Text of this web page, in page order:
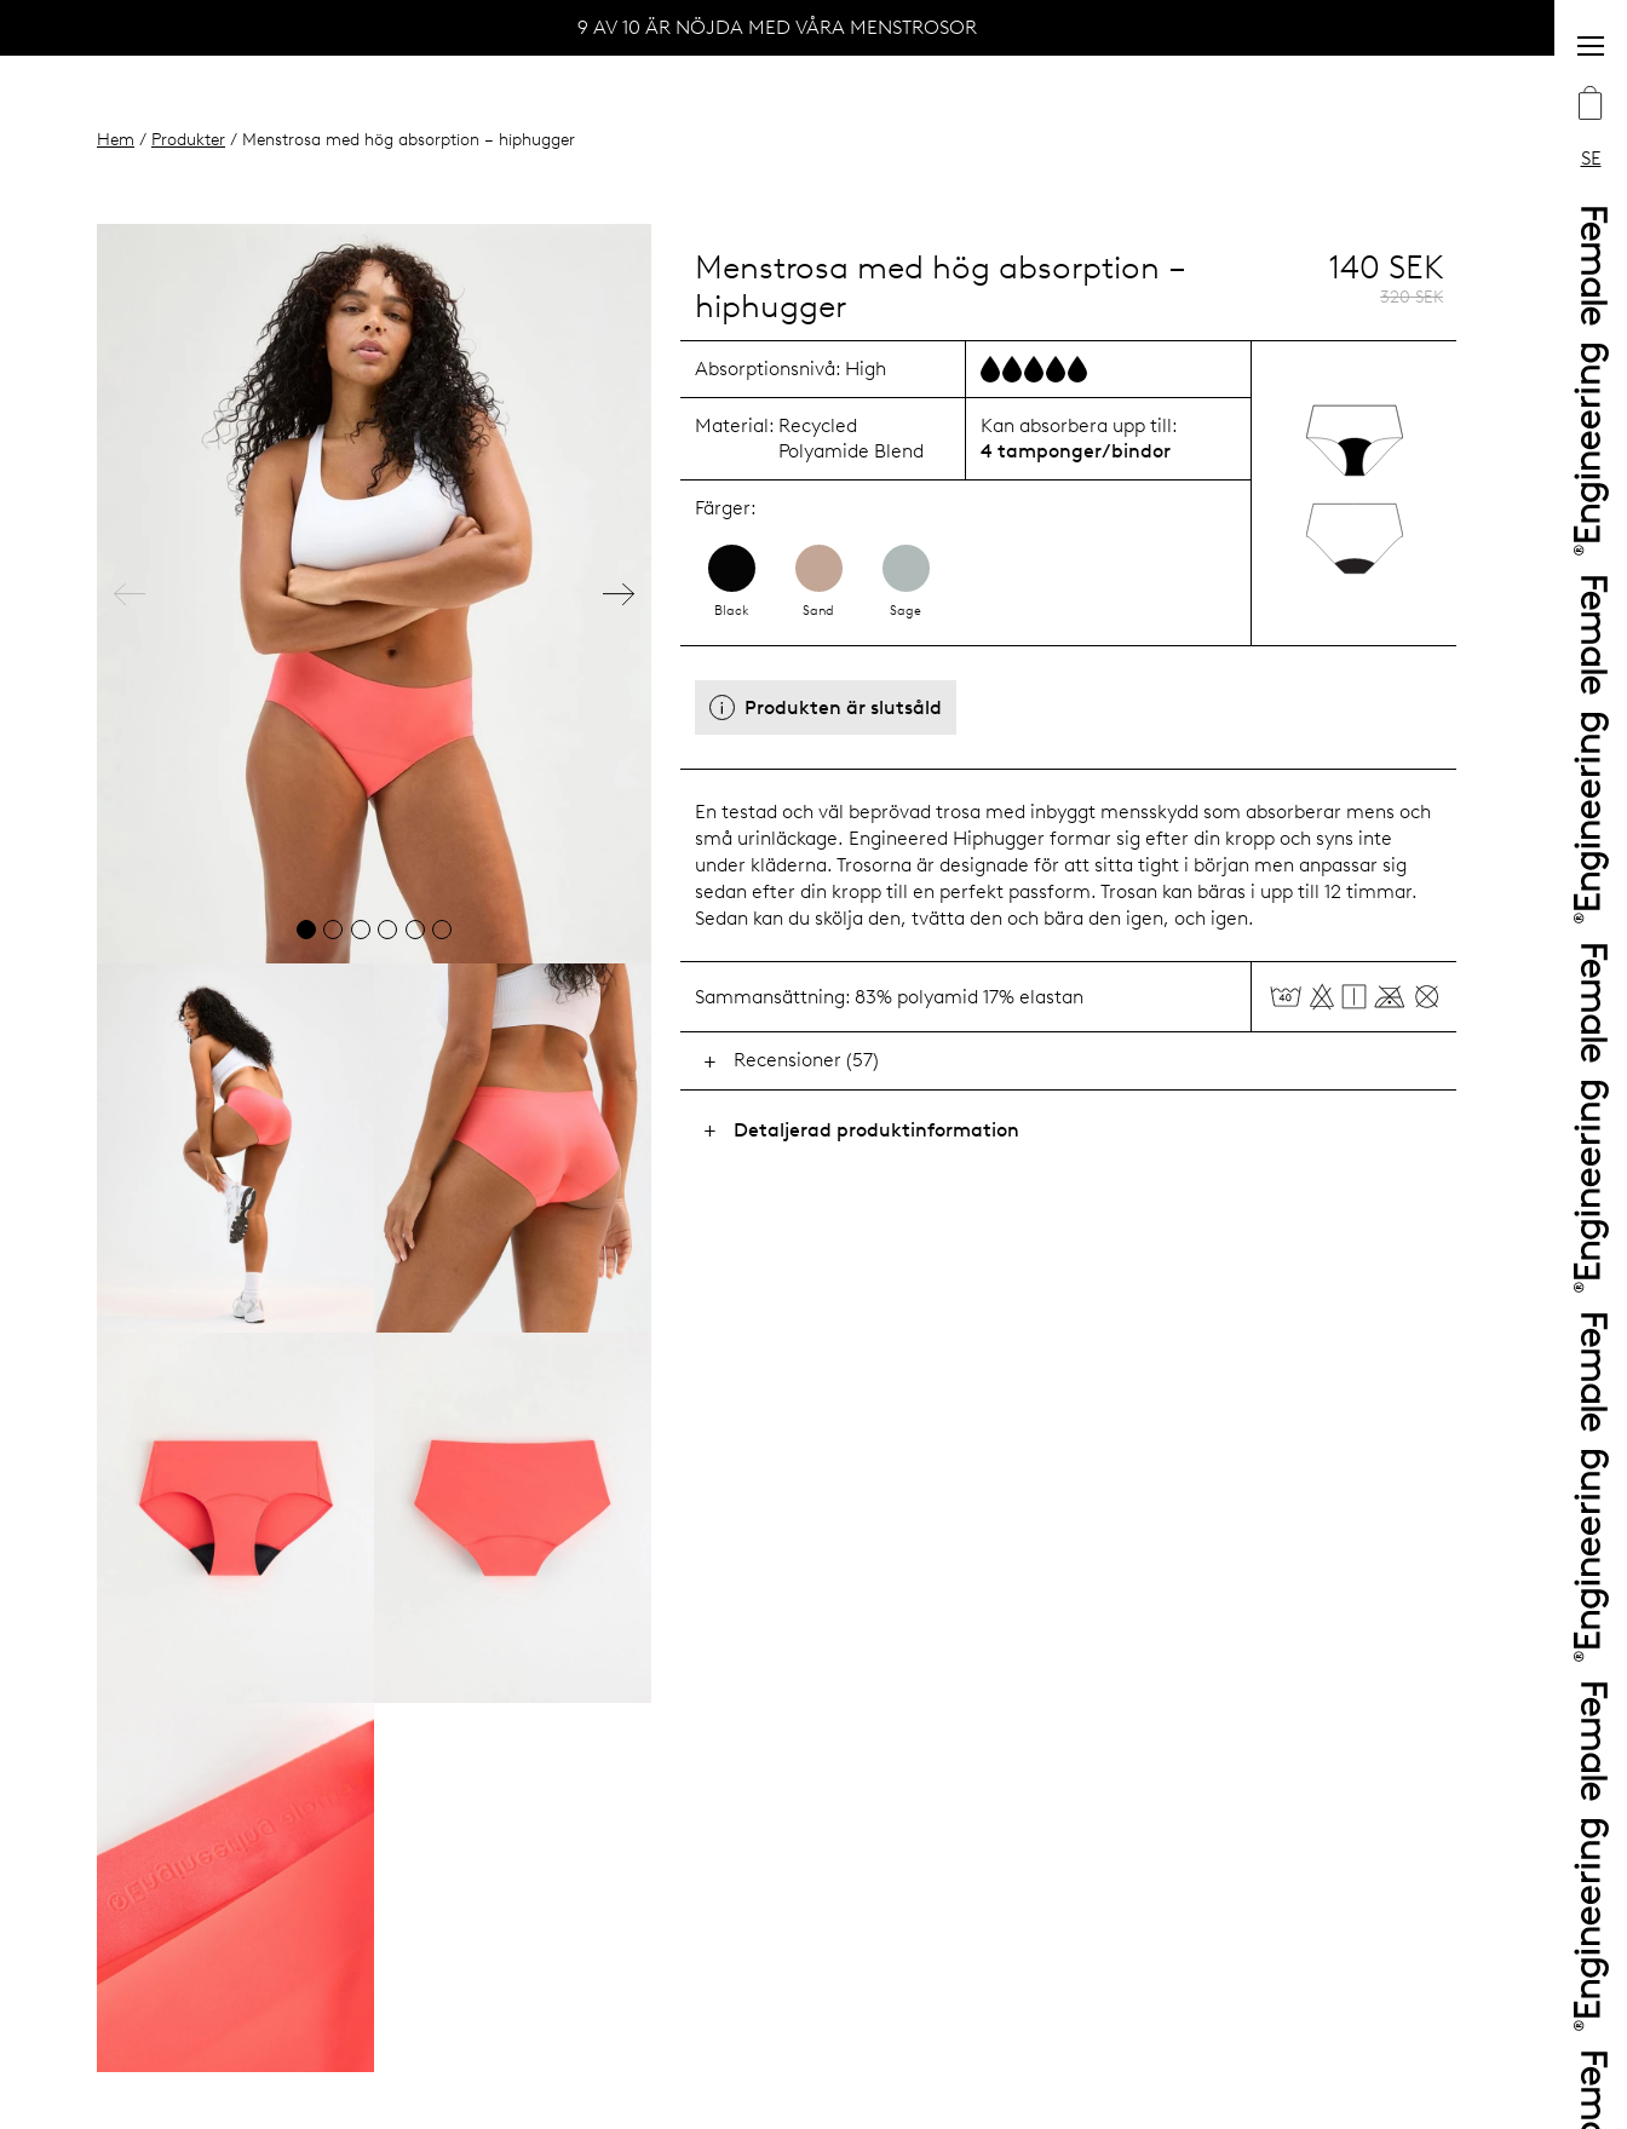
SE
9 AV 10 ÄR NÖJDA MED VÅRA MENSTROSOR
Hem / Produkter / Menstrosa med hög absorption – hiphugger
Menstrosa med hög absorption –
hiphugger
140 SEK
320 SEK
Absorptionsnivå: High
Kan absorbera upp till:
4 tamponger/bindor
Material: Recycled
Polyamide Blend
Färger:
Black Sand Sage
Produkten är slutsåld
En testad och väl beprövad trosa med inbyggt mensskydd som absorberar mens och
små urinläckage. Engineered Hiphugger formar sig efter din kropp och syns inte
under kläderna. Trosorna är designade för att sitta tight i början men anpassar sig
sedan efter din kropp till en perfekt passform. Trosan kan bäras i upp till 12 timmar.
Sedan kan du skölja den, tvätta den och bära den igen, och igen.
Sammansättning: 83% polyamid 17% elastan
Recensioner (57)
Detaljerad produktinformation